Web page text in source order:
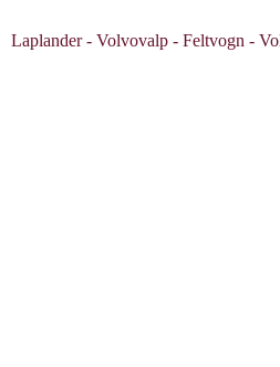
Laplander - Volvovalp - Feltvogn -